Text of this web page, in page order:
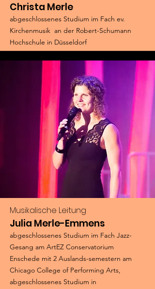
Christa Merle
abgeschlossenes Studium im Fach ev.
Kirchenmusik an der Robert-Schumann
Hochschule in Düsseldorf
Musikalische Leitung
Julia Merle-Emmens
abgeschlossenes Studium im Fach Jazz-
Gesang am ArtEZ Conservatorium
Enschede mit 2 Auslands-semestern am
Chicago College of Performing Arts,
abgeschlossenes Studium in